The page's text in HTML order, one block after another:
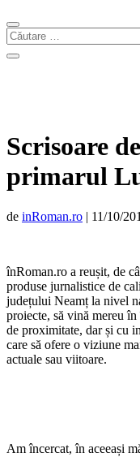
Scrisoare
primarul
de inRoman.ro | 11/10/
înRoman.ro a reușit, de
produse jurnalistice de
județului Neamț la nivel
proiecte, să vină mereu
de proximitate, dar și cu
care să ofere o viziune
actuale sau viitoare.
Am încercat, în aceeași